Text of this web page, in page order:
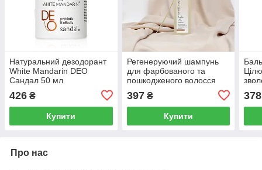
Натуральний дезодорант
White Mandarin DEO
Сандал 50 мл
426 ₴
Купити
Регенеруючий шампунь
для фарбованого та
пошкодженого волосся
397₴
Купити
378
Про нас